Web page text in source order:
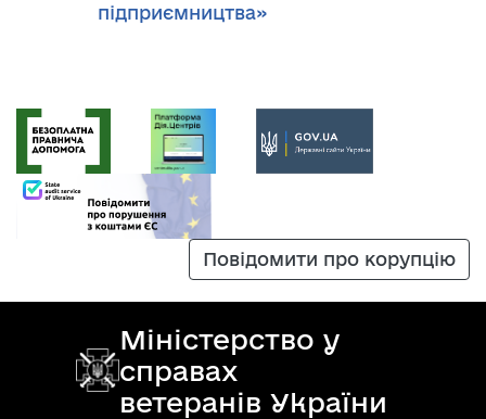
підприємництва»
Повідомити про корупцію
Міністерство у
справах
ветеранів України